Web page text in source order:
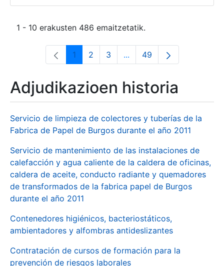
1 - 10 erakusten 486 emaitzetatik.
Orrialdea
1 Orrialdea
2 Orrialdea
3 ...Intermediate Pages Use
Orrialdea
49
Adjudikazioen historia
Servicio de limpieza de colectores y tuberías de la
Fabrica de Papel de Burgos durante el año 2011
Servicio de mantenimiento de las instalaciones de
calefacción y agua caliente de la caldera de oficinas,
caldera de aceite, conducto radiante y quemadores
de transformados de la fabrica papel de Burgos
durante el año 2011
Contenedores higiénicos, bacteriostáticos,
ambientadores y alfombras antideslizantes
Contratación de cursos de formación para la
prevención de riesgos laborales